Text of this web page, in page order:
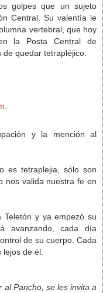
golpes que un sujeto
Central. Su valentía le
vertebral, que hoy
la Posta Central de
quedar tetrapléjico.
y la mención al
es tetraplejia, sólo son
nos valida nuestra fe en
Teletón y ya empezó su
avanzando, cada día
de su cuerpo. Cada
de él.
al Pancho, se les invita a